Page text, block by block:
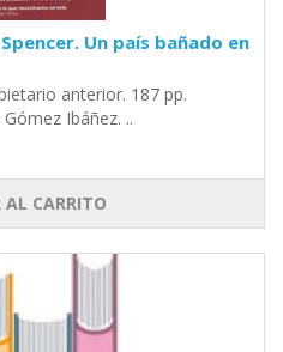
Un país bañado en
anterior. 187 pp.
Ibáñez. ..
CARRITO